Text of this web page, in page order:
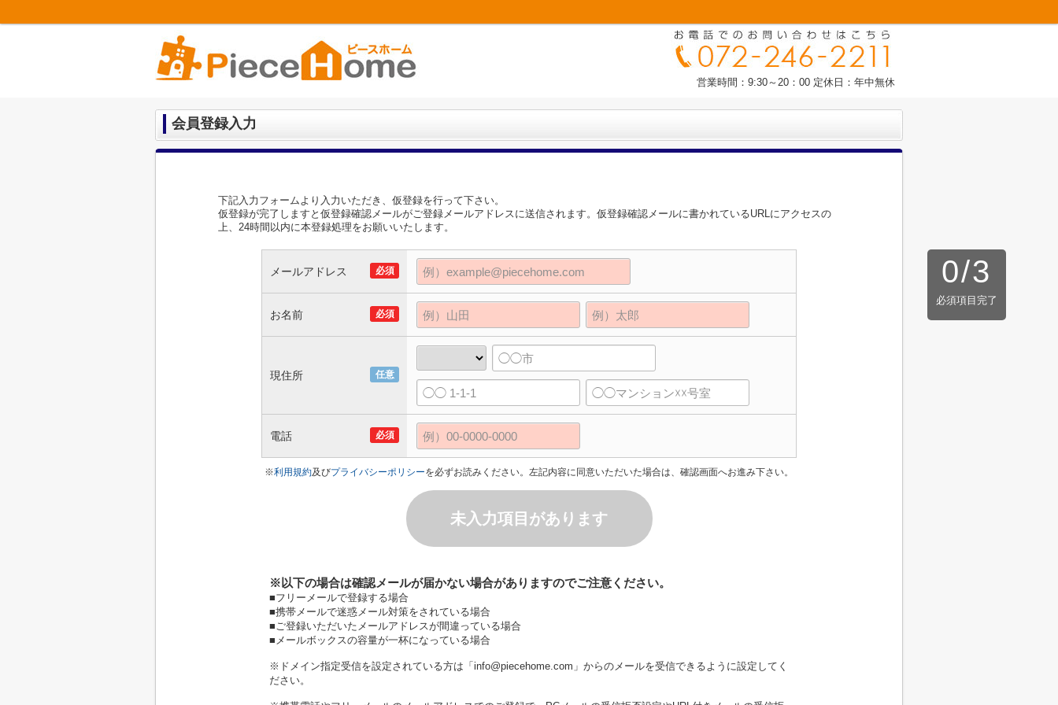
営業時間：9:30～20：00 定休日：年中無休
会員登録入力
下記入力フォームより入力いただき、仮登録を行って下さい。
仮登録が完了しますと仮登録確認メールがご登録メールアドレスに送信されます。仮登録確認メールに書かれているURLにアクセスの
上、24時間以内に本登録処理をお願いいたします。
0/3
必須項目完了
メールアドレス 必須
お名前 必須
現住所 任意
電話 必須
※利用規約及びプライバシーポリシーを必ずお読みください。左記内容に同意いただいた場合は、確認画面へお進み下さい。
未入力項目があります
※以下の場合は確認メールが届かない場合がありますのでご注意ください。
■フリーメールで登録する場合
■携帯メールで迷惑メール対策をされている場合
■ご登録いただいたメールアドレスが間違っている場合
■メールボックスの容量が一杯になっている場合
※ドメイン指定受信を設定されている方は「info@piecehome.com」からのメールを受信できるように設定してく
ださい。